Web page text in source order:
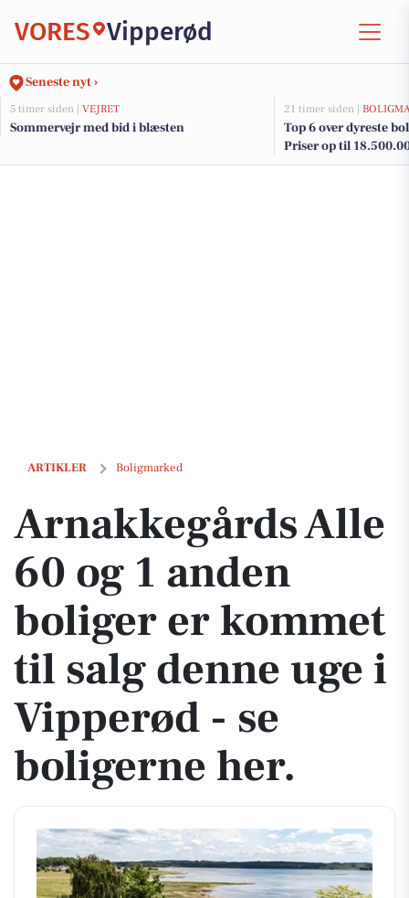
VORES Vipperød
Seneste nyt ›
5 timer siden | VEJRET
Sommervejr med bid i blæsten
21 timer siden |
Top 6 over dyreste
Priser op til
ARTIKLER Boligmarked
Arnakkegårds Alle 60 og 1 anden boliger er kommet til salg denne
Arnakkegårds Alle
60 og 1 anden
boliger er kommet
til salg denne uge i
Vipperød - se
boligerne her.